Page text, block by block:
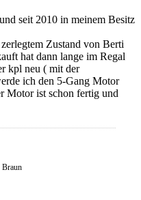
seit 2010 in meinem Besitz
Zustand von Berti
hat dann lange im Regal
kpl neu ( mit der
ich den 5-Gang Motor
Motor ist schon fertig und
Braun